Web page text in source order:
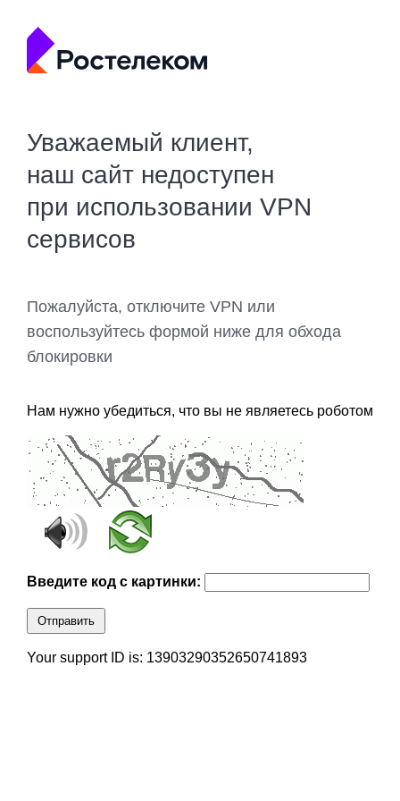
Уважаемый клиент,
наш сайт недоступен
при использовании VPN
сервисов
Пожалуйста, отключите VPN или
воспользуйтесь формой ниже для обхода
блокировки
Нам нужно убедиться, что вы не являетесь роботом
Введите код с картинки:
Отправить
Your support ID is: 13903290352650741893